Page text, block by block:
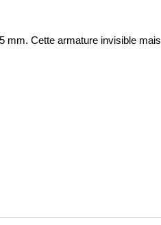
mm. Cette armature invisible mais